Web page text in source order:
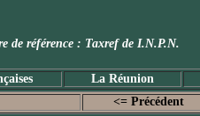
de référence : Taxref de
La Réunion
<= Précédent